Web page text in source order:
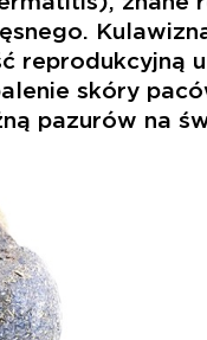
reprodukcyjną
skóry
pazurów na